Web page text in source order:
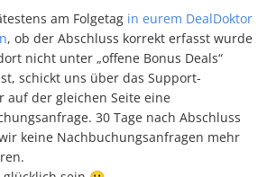
am Folgetag in eurem DealDoktor
, ob der Abschluss korrekt erfasst wurde
nicht unter „offene Bonus Deals“
schickt uns über das Support-
auf der gleichen Seite eine
30 Tage nach Abschluss
keine Nachbuchungsanfragen mehr